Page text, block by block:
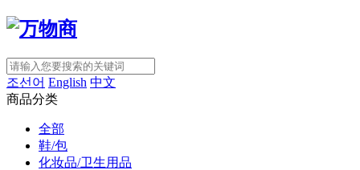
조선어 English 中文
商品分类
全部
鞋/包
化妆品/卫生用品